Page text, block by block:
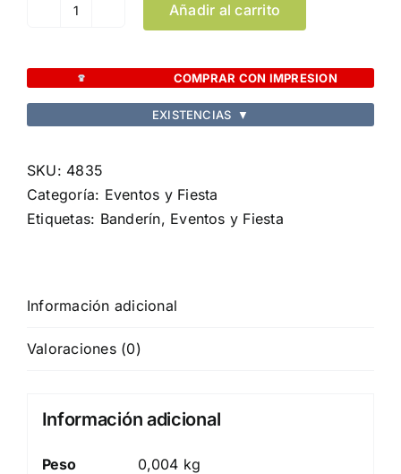
Banderín
cantidad
Añadir al carrito
COMPRAR CON IMPRESION
EXISTENCIAS ▼
SKU: 4835
Categoría: Eventos y Fiesta
Etiquetas: Banderín, Eventos y Fiesta
Información adicional
Valoraciones (0)
Información adicional
Peso
0,004 kg